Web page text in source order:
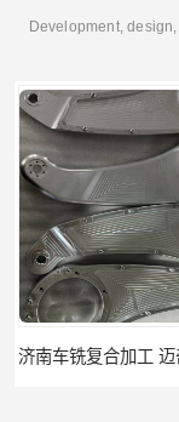
Development,